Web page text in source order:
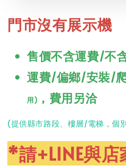
門市沒有展示機
售價不含運費/不
運費/偏鄉/安裝/
用) ，費用另洽
(提供縣市路段、樓層/電梯，個
*請+LINE與店